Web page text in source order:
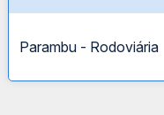
Parambu - Rodoviária